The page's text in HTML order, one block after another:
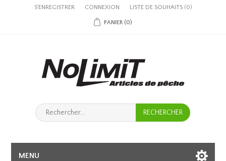
S'ENREGISTRER CONNEXION LISTE DE SOUHAITS (0)
PANIER (0)
MENU